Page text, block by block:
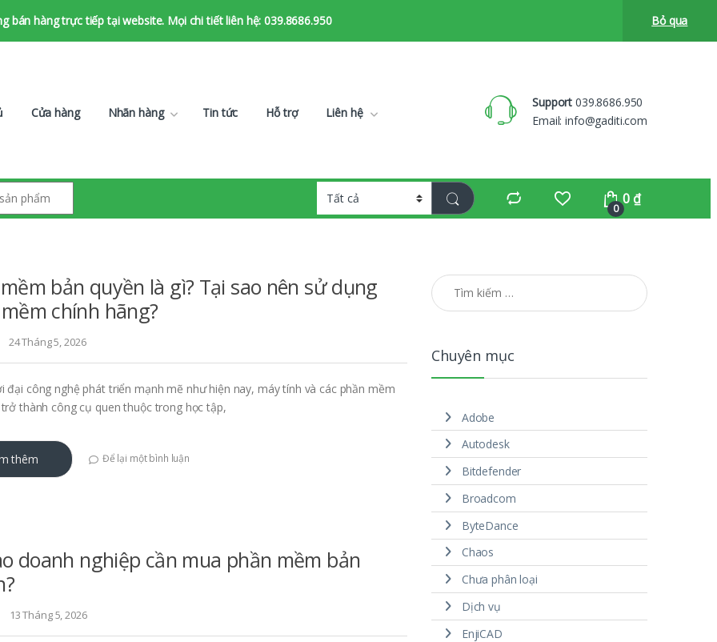
hàng trực tiếp tại website. Mọi chi tiết liên hệ: 039.8686.950 Bỏ qua
Cửa hàng Nhãn hàng Tin tức Hỗ trợ Liên hệ
Support 039.8686.950
Email:info@gaditi.com
0
0 ₫
bản quyền là gì? Tại sao nên sử dụng
chính hãng?
24 Tháng 5, 2026
đại công nghệ phát triển mạnh mẽ như hiện nay, máy tính và các phần mềm
thành công cụ quen thuộc trong học tập,
thêm Để lại một bình luận
doanh nghiệp cần mua phần mềm bản
13 Tháng 5, 2026
Tìm kiếm cho:
Chuyên mục
Adobe
Autodesk
Bitdefender
Broadcom
ByteDance
Chaos
Chưa phân loại
Dịch vụ
EnjiCAD